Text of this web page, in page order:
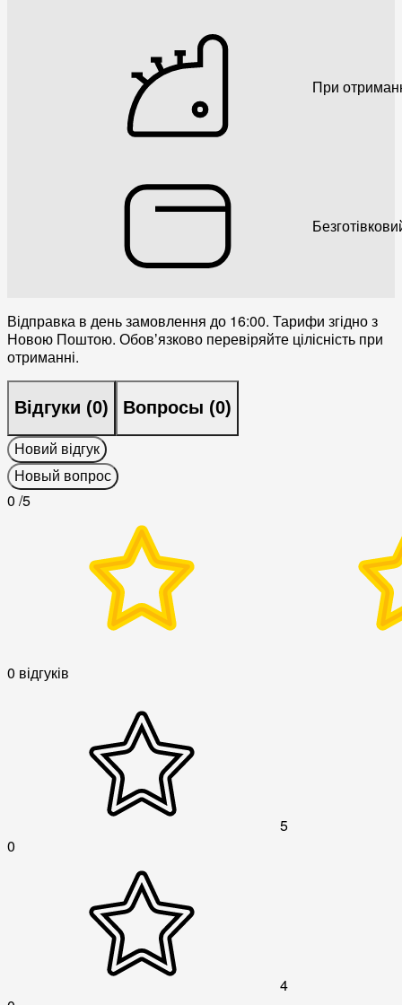
При
Відправка в день замовлення до 16:00. Тарифи згідно з
Новою Поштою. Обовʼязково перевіряйте цілісність при
отриманні.
Відгуки (0) Вопросы (0)
Новий відгук
Новый вопрос
0 /5
0 відгуків
5
0
4